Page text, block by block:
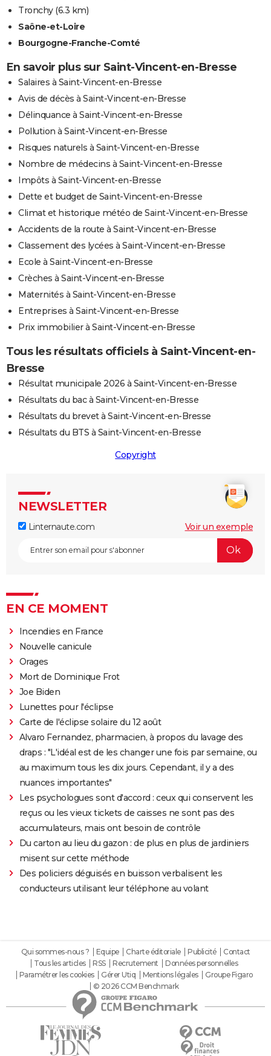
Tronchy(6.3 km)
Saône-et-Loire
Bourgogne-Franche-Comté
En savoir plus sur Saint-Vincent-en-Bresse
Salaires à Saint-Vincent-en-Bresse
Avis de décès à Saint-Vincent-en-Bresse
Délinquance à Saint-Vincent-en-Bresse
Pollution à Saint-Vincent-en-Bresse
Risques naturels à Saint-Vincent-en-Bresse
Nombre de médecins à Saint-Vincent-en-Bresse
Impôts à Saint-Vincent-en-Bresse
Dette et budget de Saint-Vincent-en-Bresse
Climat et historique météo de Saint-Vincent-en-Bresse
Accidents de la route à Saint-Vincent-en-Bresse
Classement des lycées à Saint-Vincent-en-Bresse
Ecole à Saint-Vincent-en-Bresse
Crèches à Saint-Vincent-en-Bresse
Maternités à Saint-Vincent-en-Bresse
Entreprises à Saint-Vincent-en-Bresse
Prix immobilier à Saint-Vincent-en-Bresse
Tous les résultats officiels à Saint-Vincent-en-
Bresse
Résultat municipale 2026 à Saint-Vincent-en-Bresse
Résultats du bac à Saint-Vincent-en-Bresse
Résultats du brevet à Saint-Vincent-en-Bresse
Résultats du BTS à Saint-Vincent-en-Bresse
Copyright
NEWSLETTER
Linternaute.com Voir un exemple
EN CE MOMENT
Incendies en France
Nouvelle canicule
Orages
Mort de Dominique Frot
Joe Biden
Lunettes pour l'éclipse
Carte de l'éclipse solaire du 12 août
Alvaro Fernandez, pharmacien, à propos du lavage des
draps : "L'idéal est de les changer une fois par semaine, ou
au maximum tous les dix jours. Cependant, il y a des
nuances importantes"
Les psychologues sont d'accord : ceux qui conservent les
reçus ou les vieux tickets de caisses ne sont pas des
accumulateurs, mais ont besoin de contrôle
Du carton au lieu du gazon : de plus en plus de jardiniers
misent sur cette méthode
Des policiers déguisés en buisson verbalisent les
conducteurs utilisant leur téléphone au volant
Qui sommes-nous ? Equipe Charte éditoriale Publicité
Contact
Tous les articles
RSS Recrutement
Données personnelles
Paramétrer les cookies
Gérer Utiq Mentions légales
Groupe Figaro
© 2026 CCM Benchmark